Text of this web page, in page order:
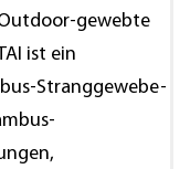
gewebte
ist ein
Stranggewebe-